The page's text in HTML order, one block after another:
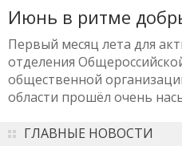
Июнь в ритме
Первый месяц лета для
отделения
общественной
области прошёл очень
ГЛАВНЫЕ НОВОСТИ